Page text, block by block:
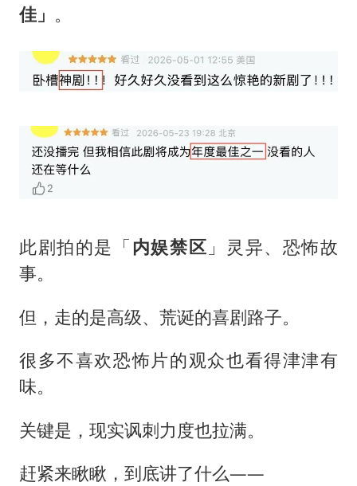
佳」 。
此剧拍的是「 内娱禁区 」灵异、恐怖故
事。
但，走的是高级、荒诞的喜剧路子。
很多不喜欢恐怖片的观众也看得津津有
味。
关键是，现实讽刺力度也拉满。
赶紧来瞅瞅，到底讲了什么——